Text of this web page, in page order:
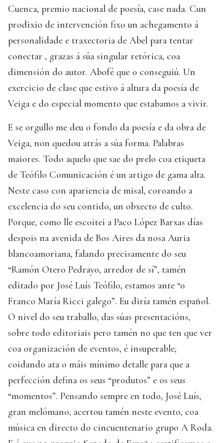
Cuenca, premio nacional de poesía, case nada. Cun
prodixio de intervención fixo un achegamento á
personalidade e traxectoria de Abel para tentar
conectar , grazas á súa singular retórica, coa
dimensión do autor. Abofé que o conseguiú. Un
exercicio de clase que estivo á altura da poesía de
Veiga e do especial momento que estabamos a vivir.
E se orgullo me deu o fondo da poesía e da obra de
Veiga, non quedou atrás a súa forma. Palabras
maiores. Todo aquelo que sae do prelo coa etiqueta
de Teófilo Comunicación é un artigo de gama alta.
Neste caso con apariencia de misal, coroando a
excelencia do seu contido, un obxecto de culto.
Porque, como lle escoitei a Paco López Barxas días
despois na avenida de Bos Aires da nosa Auria
blancoamoriana, falando precisamente do seu
“Ramón Otero Pedrayo, arredor de sí”, tamén
editado por José Luís Teófilo, estamos ante “o
Franco María Ricci galego”. Eu diría tamén español.
O nivel do seu traballo, das súas presentacións,
sobre todo editoriais pero tamén no que ten que ver
coa organización de eventos, é insuperable,
coidando ata o máis mínimo detalle para que a
perfección defina os seus “produtos” e os seus
“momentos”. Pensando sempre en todo, José Luís,
gran melómano, acertou tamén neste evento, coa
música en directo do cincuentenario grupo A Roda.